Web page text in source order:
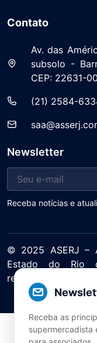
Receba as
supermercadista
Contato
Av. das
subsolo -
CEP: 22631-
(21) 2584-
Newsletter
Receba notícias e
© 2025 ASERJ –
Estado do Rio
reservados.
Política de